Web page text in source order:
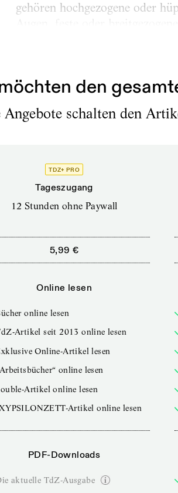
gehören hochgezogene oder
den
Angebote schalten den
TDZ+ PRO
Tageszugang
12 Stunden ohne Paywall
5,99 €
Online lesen
online lesen
Artikel seit 2013 online lesen
Online-Artikel lesen
online lesen
Artikel online lesen
Artikel online lesen
PDF-Downloads
aktuelle TdZ-Ausgabe